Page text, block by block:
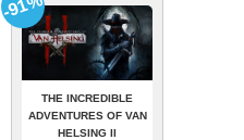
THE INCREDIBLE
ADVENTURES OF VAN
HELSING II
-91%